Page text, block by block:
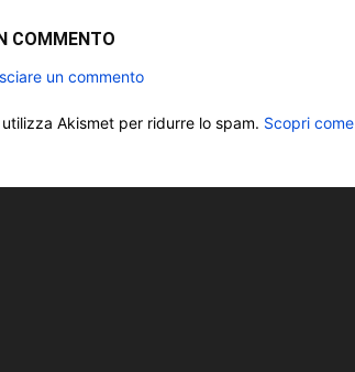
COMMENTO
un commento
Akismet per ridurre lo spam. Scopri